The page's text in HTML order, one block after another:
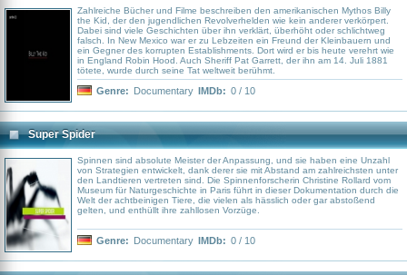
Zahlreiche Bücher und Filme beschreiben den amerikanischen Mythos Billy
the Kid, der den jugendlichen Revolverhelden wie kein anderer verkörpert.
Dabei sind viele Geschichten über ihn verklärt, überhöht oder schlichtweg
falsch. In New Mexico war er zu Lebzeiten ein Freund der Kleinbauern und
ein Gegner des korrupten Establishments. Dort wird er bis heute verehrt wie
in England Robin Hood. Auch Sheriff Pat Garrett, der ihn am 14. Juli 1881
tötete, wurde durch seine Tat weltweit berühmt.
Genre: Documentary IMDb: 0 / 10
Super Spider
Spinnen sind absolute Meister der Anpassung, und sie haben eine Unzahl
von Strategien entwickelt, dank derer sie mit Abstand am zahlreichsten unter
den Landtieren vertreten sind. Die Spinnenforscherin Christine Rollard vom
Museum für Naturgeschichte in Paris führt in dieser Dokumentation durch die
Welt der achtbeinigen Tiere, die vielen als hässlich oder gar abstoßend
gelten, und enthüllt ihre zahllosen Vorzüge.
Genre: Documentary IMDb: 0 / 10